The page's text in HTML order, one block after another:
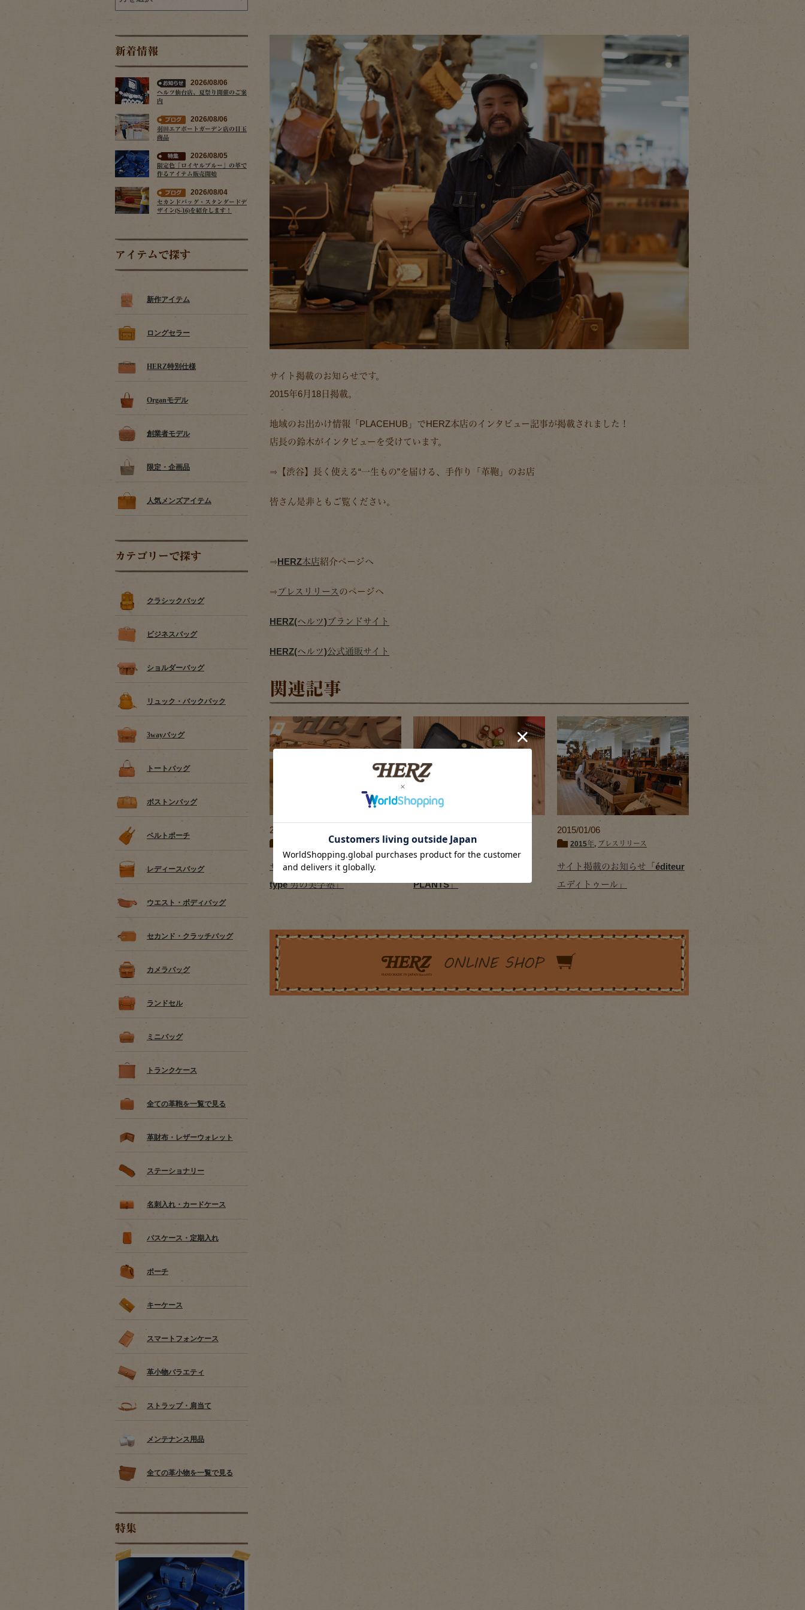
新着情報
2026/08/06
ヘルツ仙台店、夏祭り開催のご案
内
2026/08/06
羽田エアポートガーデン店の目玉
商品
2026/08/05
限定色「ロイヤルブルー」の革で
作るアイテム販売開始
2026/08/04
セカンドバッグ・スタンダードデ
ザイン(S-16)を紹介します！
アイテムで探す
新作アイテム
ロングセラー
HERZ特別仕様
Organモデル
創業者モデル
限定・企画品
人気メンズアイテム
カテゴリーで探す
クラシックバッグ
ビジネスバッグ
ショルダーバッグ
リュック・バックパック
3wayバッグ
トートバッグ
ボストンバッグ
ベルトポーチ
レディースバッグ
ウエスト・ボディバッグ
セカンド・クラッチバッグ
カメラバッグ
ランドセル
ミニバッグ
トランクケース
全ての革鞄を一覧で見る
革財布・レザーウォレット
ステーショナリー
名刺入れ・カードケース
パスケース・定期入れ
ポーチ
キーケース
スマートフォンケース
革小物バラエティ
ストラップ・肩当て
メンテナンス用品
全ての革小物を一覧で見る
特集
サイト掲載のお知らせです。
2015年6月18日掲載。
地域のお出かけ情報「PLACEHUB」でHERZ本店のインタビュー記事が掲載されました！
店長の鈴木がインタビューを受けています。
⇒【渋谷】長く使える“一生もの”を届ける、手作り「革鞄」のお店
皆さん是非ともご覧ください。
⇒HERZ本店紹介ページへ
⇒プレスリリースのページへ
HERZ(ヘルツ)ブランドサイト
HERZ(ヘルツ)公式通販サイト
関連記事
2015/06/29
プレスリリース
サイト掲載のお知らせ「営業
type 男の美学塾」
2024年,プレスリリース
PLANTS」
2015/01/06
2015年, プレスリリース
サイト掲載のお知らせ「éditeur
エディトゥール」